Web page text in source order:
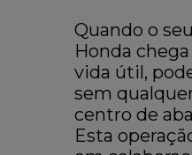
Quando o
Honda
vida útil,
sem
centro de
Esta